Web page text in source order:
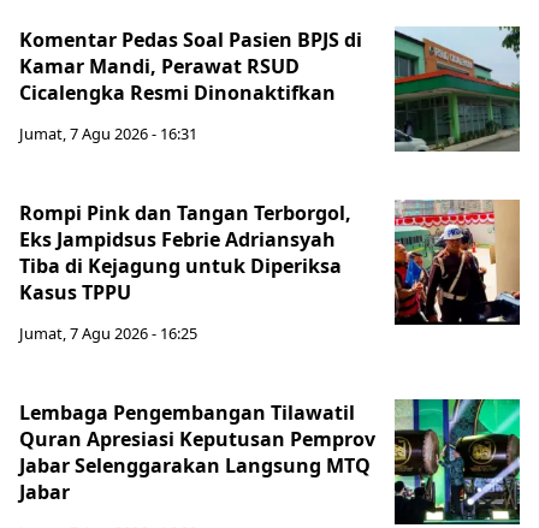
Komentar Pedas Soal Pasien BPJS di
Kamar Mandi, Perawat RSUD
Cicalengka Resmi Dinonaktifkan
Jumat, 7 Agu 2026 - 16:31
Rompi Pink dan Tangan Terborgol,
Eks Jampidsus Febrie Adriansyah
Tiba di Kejagung untuk Diperiksa
Kasus TPPU
Jumat, 7 Agu 2026 - 16:25
Lembaga Pengembangan Tilawatil
Quran Apresiasi Keputusan Pemprov
Jabar Selenggarakan Langsung MTQ
Jabar